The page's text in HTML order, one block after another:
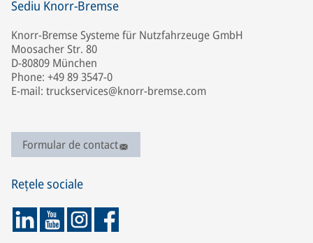
Sediu Knorr-Bremse
Knorr-Bremse Systeme für Nutzfahrzeuge GmbH
Moosacher Str. 80
D-80809 München
Phone: +49 89 3547-0
E-mail: truckservices@knorr-bremse.com
Formular de contact
Rețele sociale